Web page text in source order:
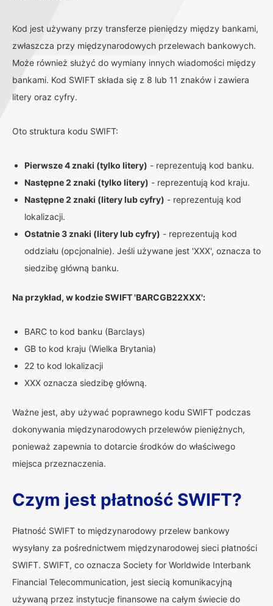
Kod jest używany przy transferze pieniędzy między bankami,
zwłaszcza przy międzynarodowych przelewach bankowych.
Może również służyć do wymiany innych wiadomości między
bankami. Kod SWIFT składa się z 8 lub 11 znaków i zawiera
litery oraz cyfry.
Oto struktura kodu SWIFT:
Pierwsze 4 znaki (tylko litery) - reprezentują kod banku.
Następne 2 znaki (tylko litery) - reprezentują kod kraju.
Następne 2 znaki (litery lub cyfry) - reprezentują kod
lokalizacji.
Ostatnie 3 znaki (litery lub cyfry) - reprezentują kod
oddziału (opcjonalnie). Jeśli używane jest 'XXX', oznacza to
siedzibę główną banku.
Na przykład, w kodzie SWIFT 'BARCGB22XXX':
BARC to kod banku (Barclays)
GB to kod kraju (Wielka Brytania)
22 to kod lokalizacji
XXX oznacza siedzibę główną.
Ważne jest, aby używać poprawnego kodu SWIFT podczas
dokonywania międzynarodowych przelewów pieniężnych,
ponieważ zapewnia to dotarcie środków do właściwego
miejsca przeznaczenia.
Czym jest płatność SWIFT?
Płatność SWIFT to międzynarodowy przelew bankowy
wysyłany za pośrednictwem międzynarodowej sieci płatności
SWIFT. SWIFT, co oznacza Society for Worldwide Interbank
Financial Telecommunication, jest siecią komunikacyjną
używaną przez instytucje finansowe na całym świecie do